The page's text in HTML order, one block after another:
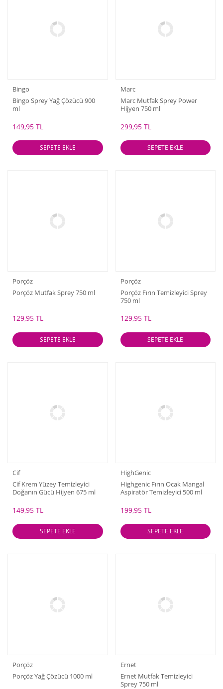
Bingo
Bingo Sprey Yağ Çözücü 900
ml
149,95 TL
SEPETE EKLE
Marc
Marc Mutfak Sprey Power
Hijyen 750 ml
299,95 TL
SEPETE EKLE
Porçöz
Porçöz Mutfak Sprey 750 ml
129,95 TL
SEPETE EKLE
Porçöz
Porçöz Fırın Temizleyici Sprey
750 ml
129,95 TL
SEPETE EKLE
Cif
Cif Krem Yüzey Temizleyici
Doğanın Gücü Hijyen 675 ml
149,95 TL
SEPETE EKLE
HighGenic
Highgenic Fırın Ocak Mangal
Aspiratör Temizleyici 500 ml
199,95 TL
SEPETE EKLE
Porçöz
Porçöz Yağ Çözücü 1000 ml
Ernet
Ernet Mutfak Temizleyici
Sprey 750 ml